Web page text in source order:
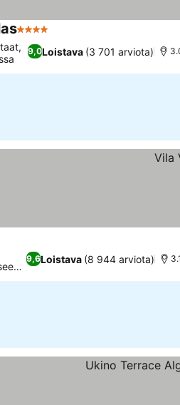
4 Tähtiluokitus
9,0Loistava (3 701 arviota)
9,6Loistava (8 944 arviota)